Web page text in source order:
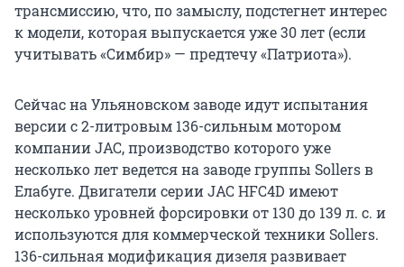
трансмиссию, что, по замыслу, подстегнет интерес
к модели, которая выпускается уже30 лет (если
учитывать «Симбир» — предтечу «Патриота»).
Сейчас на Ульяновском заводе идут испытания
версии с2-литровым 136-сильныммотором
компании JAC, производство которого уже
несколько лет ведется на заводе группы Sollers в
Елабуге. Двигатели серии JAC HFC4D имеют
несколько уровней форсировки от 130 до 139 л. с. и
используются для коммерческой техники Sollers.
136-сильнаямодификация дизеля развивает